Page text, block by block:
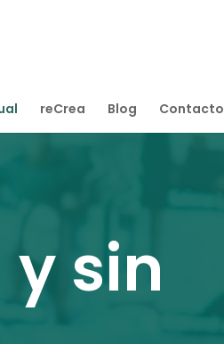
reCrea Blog Contacto
sin